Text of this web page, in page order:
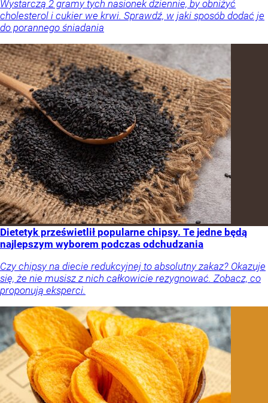
Wystarczą 2 gramy tych nasionek dziennie, by obniżyć
cholesterol i cukier we krwi. Sprawdź, w jaki sposób dodać je
do porannego śniadania
Dietetyk prześwietlił popularne chipsy. Te jedne będą
najlepszym wyborem podczas odchudzania
Czy chipsy na diecie redukcyjnej to absolutny zakaz? Okazuje
się, że nie musisz z nich całkowicie rezygnować. Zobacz, co
proponują eksperci.